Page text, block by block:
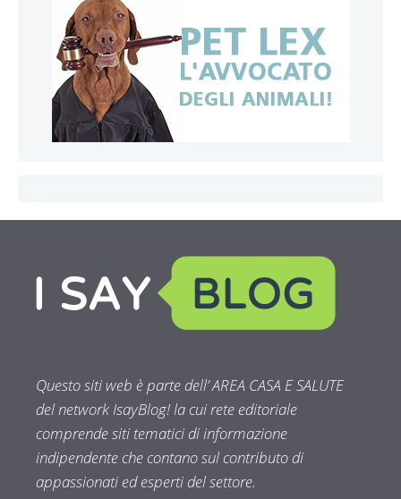
Questo siti web è parte dell’ AREA CASA E SALUTE
del network IsayBlog! la cui rete editoriale
comprende siti tematici di informazione
indipendente che contano sul contributo di
appassionati ed esperti del settore.